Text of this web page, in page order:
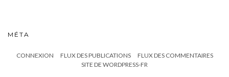
MÉTA
CONNEXION FLUX DES PUBLICATIONS
FLUX DES COMMENTAIRES
SITE DE WORDPRESS-FR